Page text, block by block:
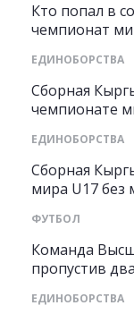
Кто попал в
чемпионат
ЕДИНОБОРСТВА
Сборная
чемпионате
ЕДИНОБОРСТВА
Сборная
мира U17 без
ФУТБОЛ
Команда
пропустив
ЕДИНОБОРСТВА